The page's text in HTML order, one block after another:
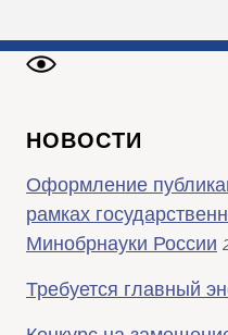
НОВОСТИ
Оформление
рамках
Минобрнауки России
Требуется главный